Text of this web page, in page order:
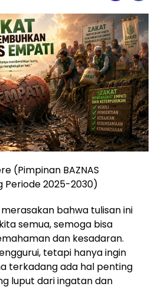
(Pimpinan BAZNAS
Periode 2025-2030)
bahwa tulisan ini
semua, semoga bisa
dan kesadaran.
tetapi hanya ingin
terkadang ada hal penting
luput dari ingatan dan